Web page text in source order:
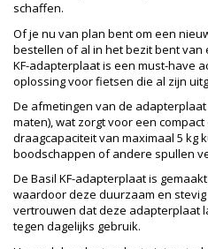
schaffen.
Of je nu van plan bent om een
bestellen of al in het bezit bent van
KF-adapterplaat is een must-have
oplossing voor fietsen die al zijn
De afmetingen van de adapterplaat
maten), wat zorgt voor een
draagcapaciteit van maximaal 5 kg
boodschappen of andere spullen
De Basil KF-adapterplaat is
waardoor deze duurzaam en
vertrouwen dat deze adapterplaat
tegen dagelijks gebruik.